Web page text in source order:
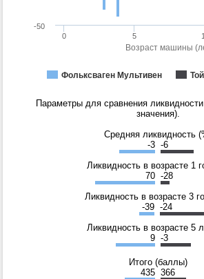
Возраст машины
Фольксваген Мультивен
0 5
-50
Параметры для сравнения
значения).
Средняя ликвидность
-3 -6
Ликвидность в возрасте 1
70 -28
Ликвидность в возрасте 3
-39 -24
Ликвидность в возрасте 5
9 -3
Итого (баллы)
435 366